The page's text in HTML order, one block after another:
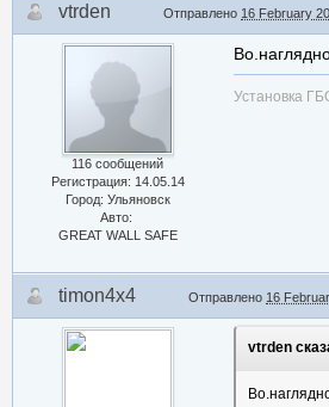
vtrden Отправлено 16 February
116 сообщений
Регистрация: 14.05.14
Город: Ульяновск
Авто:
GREAT WALL SAFE
Установка
timon4x4 Отправлено 16
vtrden